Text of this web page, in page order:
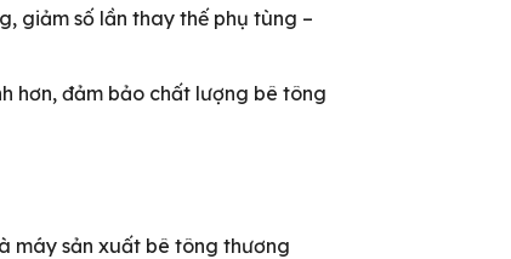
giảm số lần thay thế phụ tùng –
hơn, đảm bảo chất lượng bê tông
máy sản xuất bê tông thương